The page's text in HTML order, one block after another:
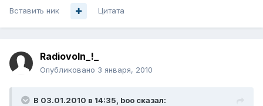
Вставить ник Цитата
Radiovoln_!_
Опубликовано 3 января, 2010
В 03.01.2010 в 14:35, boo сказал: